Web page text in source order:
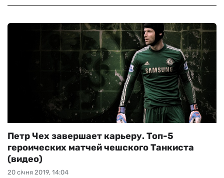
20 січня 2019, 14:04
Петр Чех завершает карьеру. Топ-5
героических матчей чешского Танкиста
(видео)